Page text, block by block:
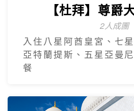
【杜拜】尊爵
2人成團
入住八星阿酋皇宮、七
亞特蘭提斯、五星亞曼
餐